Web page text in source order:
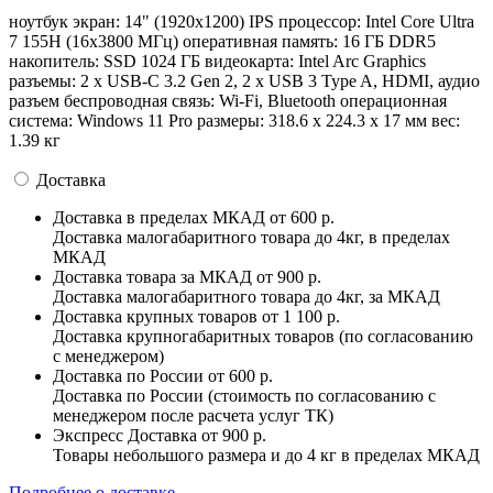
ноутбук экран: 14" (1920x1200) IPS процессор: Intel Core Ultra
7 155H (16x3800 МГц) оперативная память: 16 ГБ DDR5
накопитель: SSD 1024 ГБ видеокарта: Intel Arc Graphics
разъемы: 2 x USB-C 3.2 Gen 2, 2 х USB 3 Type A, HDMI, аудио
разъем беспроводная связь: Wi-Fi, Bluetooth операционная
система: Windows 11 Pro pазмеры: 318.6 x 224.3 x 17 мм вес:
1.39 кг
Доставка
Доставка в пределах МКАД от 600 р.
Доставка малогабаритного товара до 4кг, в пределах
МКАД
Доставка товара за МКАД от 900 р.
Доставка малогабаритного товара до 4кг, за МКАД
Доставка крупных товаров от 1 100 р.
Доставка крупногабаритных товаров (по согласованию
с менеджером)
Доставка по России от 600 р.
Доставка по России (стоимость по согласованию с
менеджером после расчета услуг ТК)
Экспресс Доставка от 900 р.
Товары небольшого размера и до 4 кг в пределах МКАД